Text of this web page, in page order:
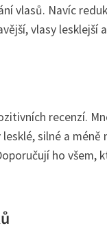
vlasů. Navíc
vlasy lesklejší
recenzí.
silné a méně
ho všem,